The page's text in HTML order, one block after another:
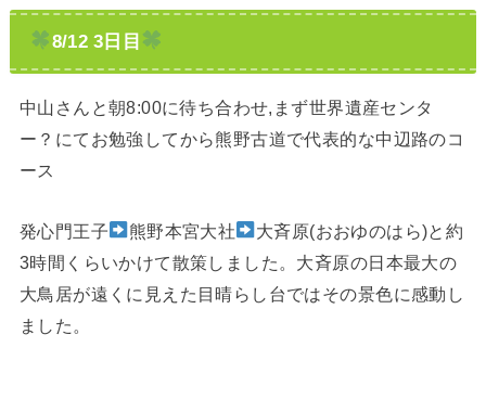
8/12 3日目
中山さんと朝8:00に待ち合わせ,まず世界遺産センタ
ー？にてお勉強してから熊野古道で代表的な中辺路のコ
ース
発心門王子 熊野本宮大社
大斉原(おおゆのはら)と約
3時間くらいかけて散策しました。大斉原の日本最大の
大鳥居が遠くに見えた目晴らし台ではその景色に感動し
ました。